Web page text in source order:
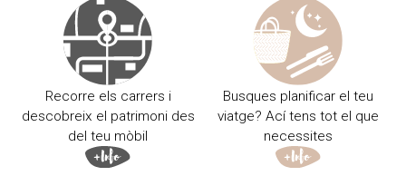
Recorre els carrers i
descobreix el patrimoni des
del teu mòbil
Busques planificar el teu
viatge? Ací tens tot el que
necessites